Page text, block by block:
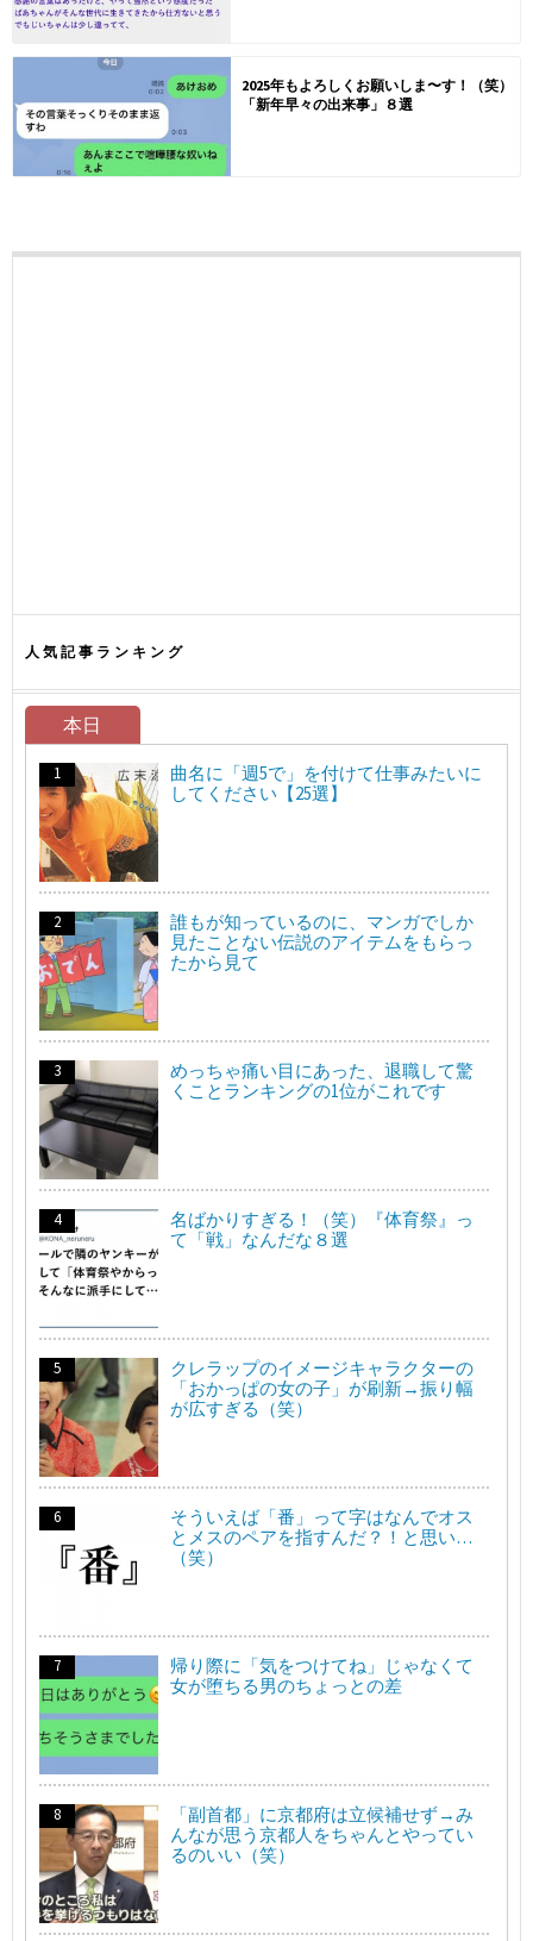
2025年もよろしくお願いしま〜す！（笑）
「新年早々の出来事」８選
人気記事ランキング
本日
曲名に「週5で」を付けて仕事みたいに
してください【25選】
誰もが知っているのに、マンガでしか
見たことない伝説のアイテムをもらっ
たから見て
めっちゃ痛い目にあった、退職して驚
くことランキングの1位がこれです
名ばかりすぎる！（笑）『体育祭』っ
て「戦」なんだな８選
クレラップのイメージキャラクターの
「おかっぱの女の子」が刷新→振り幅
が広すぎる（笑）
そういえば「番」って字はなんでオス
とメスのペアを指すんだ？！と思い…
（笑）
帰り際に「気をつけてね」じゃなくて
女が堕ちる男のちょっとの差
「副首都」に京都府は立候補せず→み
んなが思う京都人をちゃんとやってい
るのいい（笑）